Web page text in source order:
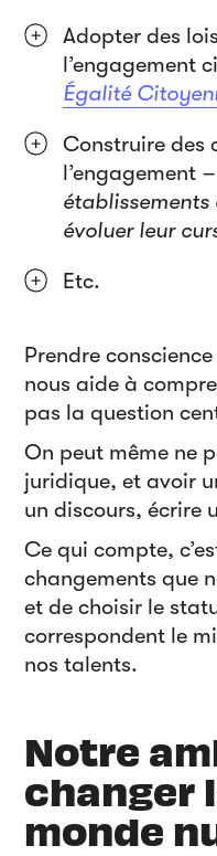
Adopter des
l’engagement
Égalité
Construire des
l’engagement
évoluer leur
Etc.
Prendre
nous aide à
pas la question
On peut même ne
juridique, et avoir
un discours, écrire
Ce qui compte,
changements que
et de choisir le
correspondent le
nos talents.
Notre
changer
monde